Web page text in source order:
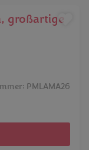
großartige
PMLAMA26